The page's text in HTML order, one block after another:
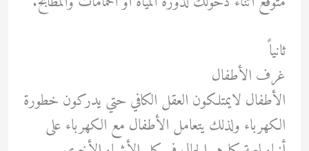
ثانياً
غرف الأطفال
الأطفال لايمتلكون العقل الكافي حتي يدركون خطورة
الكهرباء ولذلك يتعامل الأطفال مع الكهرباء على